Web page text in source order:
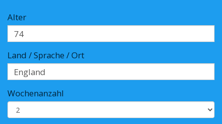
Alter
Land / Sprache / Ort
Wochenanzahl